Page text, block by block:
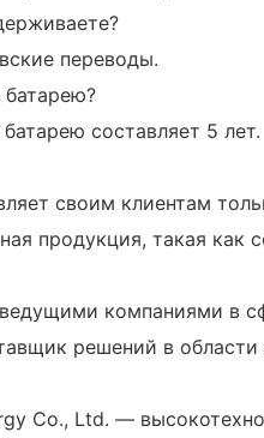
переводы.
батарею?
составляет 5 лет.
своим клиентам
продукция, такая
компаниями в
решений в области
Co., Ltd. —